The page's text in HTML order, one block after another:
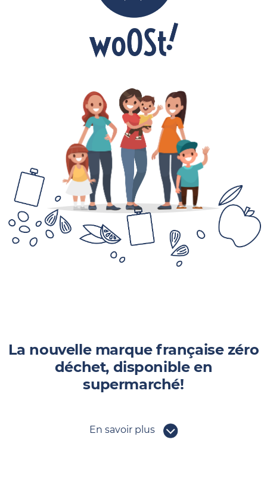
La nouvelle marque française zéro
déchet, disponible en
supermarché!
En savoir plus